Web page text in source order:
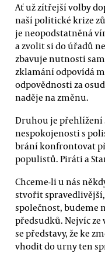
Ať už zítřejší volby
naší politické krize
je neopodstatněná
a zvolit si do úřadů
zbavuje nutnosti
zklamání odpovídá
odpovědnosti za
naděje na změnu.
Druhou je
nespokojenosti s
brání konfrontovat
populistů. Piráti a
Chceme-li u nás
stvořit
společnost, budeme
předsudků. Nejvíc ze
se představy, že ke
vhodit do urny ten